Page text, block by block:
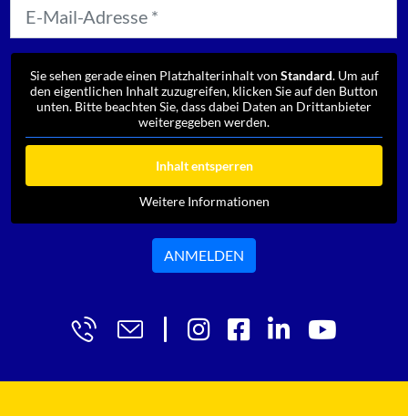
Sie sehen gerade einen Platzhalterinhalt von Standard. Um auf
den eigentlichen Inhalt zuzugreifen, klicken Sie auf den Button
unten. Bitte beachten Sie, dass dabei Daten an Drittanbieter
weitergegeben werden.
Inhalt entsperren
Weitere Informationen
ANMELDEN